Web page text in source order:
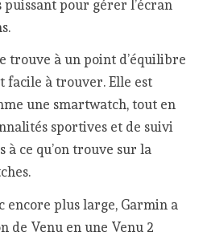
pour gérer l’écran
trouve à un point d’équilibre
facile à trouver. Elle est
une smartwatch, tout en
sportives et de suivi
à ce qu’on trouve sur la
plus large, Garmin a
de Venu en une Venu 2